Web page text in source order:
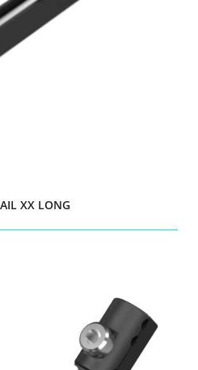
XX LONG